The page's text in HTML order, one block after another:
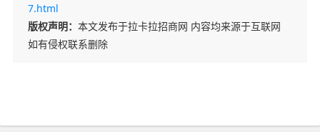
7.html
版权声明： 本文发布于拉卡拉招商网 内容均来源于互联网
如有侵权联系删除